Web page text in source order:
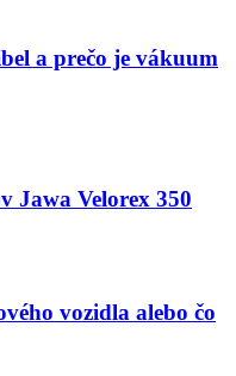
a prečo je vákuum
Jawa Velorex 350
vozidla alebo čo